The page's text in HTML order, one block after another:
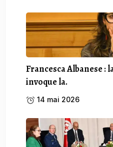
Francesca Albanese :
invoque la.
14 mai 2026